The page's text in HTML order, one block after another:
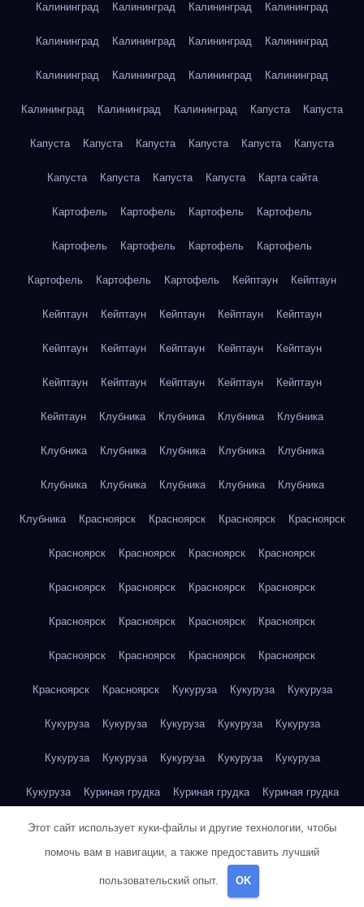
Калининград Калининград Калининград Калининград
Калининград Калининград Калининград Калининград
Калининград Калининград Калининград Калининград
Калининград Калининград Калининград Капуста Капуста
Капуста Капуста Капуста Капуста Капуста Капуста
Капуста Капуста Капуста Капуста Карта сайта
Картофель Картофель Картофель Картофель
Картофель Картофель Картофель Картофель
Картофель Картофель Картофель Кейптаун Кейптаун
Кейптаун Кейптаун Кейптаун Кейптаун Кейптаун
Кейптаун Кейптаун Кейптаун Кейптаун Кейптаун
Кейптаун Кейптаун Кейптаун Кейптаун Кейптаун
Кейптаун Клубника Клубника Клубника Клубника
Клубника Клубника Клубника Клубника Клубника
Клубника Клубника Клубника Клубника Клубника
Клубника Красноярск Красноярск Красноярск Красноярск
Красноярск Красноярск Красноярск Красноярск
Красноярск Красноярск Красноярск Красноярск
Красноярск Красноярск Красноярск Красноярск
Красноярск Красноярск Красноярск Красноярск
Красноярск Красноярск Кукуруза Кукуруза Кукуруза
Кукуруза Кукуруза Кукуруза Кукуруза Кукуруза
Кукуруза Кукуруза Кукуруза Кукуруза Кукуруза
Кукуруза Куриная грудка Куриная грудка Куриная грудка
Куриная грудка Куриная грудка Куриная грудка
Куриная грудка Куриная грудка
Куриная грудка
Этот сайт использует куки-файлы и другие технологии, чтобы
помочь вам в навигации, а также предоставить лучший
пользовательский опыт. OK